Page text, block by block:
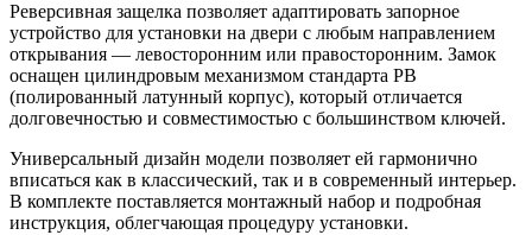
Реверсивная защелка позволяет адаптировать запорное
устройство для установки на двери с любым направлением
открывания — левосторонним или правосторонним. Замок
оснащен цилиндровым механизмом стандарта PB
(полированный латунный корпус), который отличается
долговечностью и совместимостью с большинством ключей.
Универсальный дизайн модели позволяет ей гармонично
вписаться как в классический, так и в современный интерьер.
В комплекте поставляется монтажный набор и подробная
инструкция, облегчающая процедуру установки.